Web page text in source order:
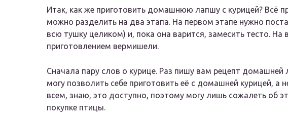
Итак, как же приготовить домашнюю лапшу с курицей? Всё
можно разделить на два этапа. На первом этапе нужно
всю тушку целиком) и, пока она варится, замесить тесто. На
приготовлением вермишели.
Сначала пару слов о курице. Раз пишу вам рецепт домашней
могу позволить себе приготовить её с домашней курицей, а
всем, знаю, это доступно, поэтому могу лишь сожалеть об
покупке птицы.